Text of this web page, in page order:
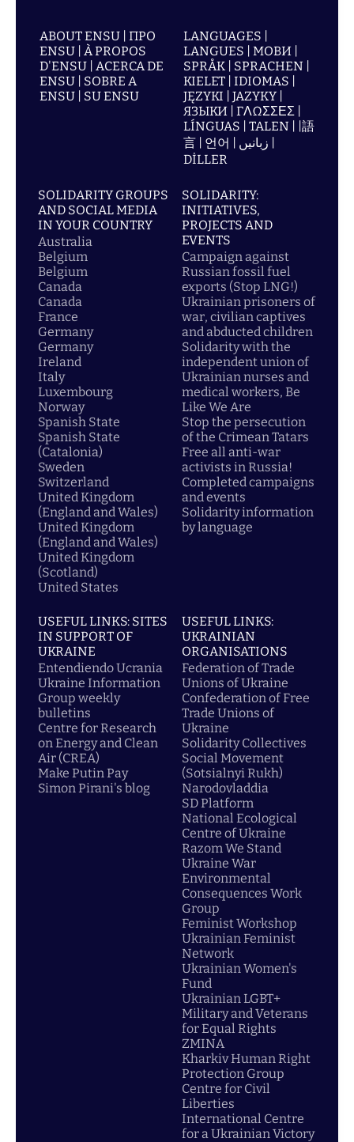
ABOUT ENSU | ПРО
ENSU | À PROPOS
D'ENSU | ACERCA DE
ENSU | SOBRE A
ENSU | SU ENSU
LANGUAGES |
LANGUES | МОВИ |
SPRÅK | SPRACHEN |
KIELET | IDIOMAS |
JĘZYKI | JAZYKY |
ЯЗЫКИ | ΓΛΩΣΣΕΣ |
LÍNGUAS | TALEN | |語
言 | 언어 | زبانیں |
DİLLER
SOLIDARITY GROUPS
AND SOCIAL MEDIA
IN YOUR COUNTRY
Australia
Belgium
Belgium
Canada
Canada
France
Germany
Germany
Ireland
Italy
Luxembourg
Norway
Spanish State
Spanish State
(Catalonia)
Sweden
Switzerland
United Kingdom
(England and Wales)
United Kingdom
(England and Wales)
United Kingdom
(Scotland)
United States
SOLIDARITY:
INITIATIVES,
PROJECTS AND
EVENTS
Campaign against
Russian fossil fuel
exports (Stop LNG!)
Ukrainian prisoners of
war, civilian captives
and abducted children
Solidarity with the
independent union of
Ukrainian nurses and
medical workers, Be
Like We Are
Stop the persecution
of the Crimean Tatars
Free all anti-war
activists in Russia!
Completed campaigns
and events
Solidarity information
by language
USEFUL LINKS: SITES
IN SUPPORT OF
UKRAINE
Entendiendo Ucrania
Ukraine Information
Group weekly
bulletins
Centre for Research
on Energy and Clean
Air (CREA)
Make Putin Pay
Simon Pirani's blog
USEFUL LINKS:
UKRAINIAN
ORGANISATIONS
Federation of Trade
Unions of Ukraine
Confederation of Free
Trade Unions of
Ukraine
Solidarity Collectives
Social Movement
(Sotsialnyi Rukh)
Narodovladdia
SD Platform
National Ecological
Centre of Ukraine
Razom We Stand
Ukraine War
Environmental
Consequences Work
Group
Feminist Workshop
Ukrainian Feminist
Network
Ukrainian Women's
Fund
Ukrainian LGBT+
Military and Veterans
for Equal Rights
ZMINA
Kharkiv Human Right
Protection Group
Centre for Civil
Liberties
International Centre
for a Ukrainian Victory